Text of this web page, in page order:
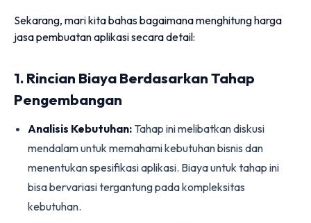
Sekarang, mari kita bahas bagaimana menghitung harga
jasa pembuatan aplikasi secara detail:
1. Rincian Biaya Berdasarkan Tahap
Pengembangan
Analisis Kebutuhan: Tahap ini melibatkan diskusi
mendalam untuk memahami kebutuhan bisnis dan
menentukan spesifikasi aplikasi. Biaya untuk tahap ini
bisa bervariasi tergantung pada kompleksitas
kebutuhan.